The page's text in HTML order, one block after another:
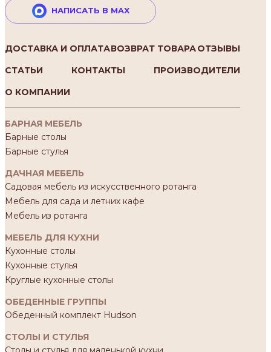
НАПИСАТЬ В MAX
ДОСТАВКА И ОПЛАТАВОЗВРАТ ТОВАРАОТЗЫВЫ
СТАТЬИ
КОНТАКТЫ
ПРОИЗВОДИТЕЛИ
О КОМПАНИИ
БАРНАЯ МЕБЕЛЬ
Барные столы
Барные стулья
ДАЧНАЯ МЕБЕЛЬ
Садовая мебель из искусственного ротанга
Мебель для сада и летних кафе
Мебель из ротанга
МЕБЕЛЬ ДЛЯ КУХНИ
Кухонные столы
Кухонные стулья
Круглые кухонные столы
ОБЕДЕННЫЕ ГРУППЫ
Обеденный комплект Hudson
СТОЛЫ И СТУЛЬЯ